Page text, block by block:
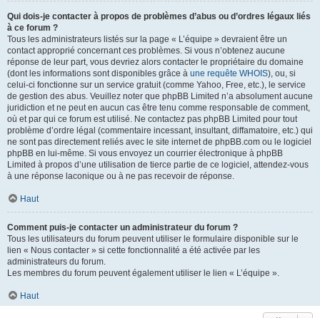
Qui dois-je contacter à propos de problèmes d’abus ou d’ordres légaux liés
à ce forum ?
Tous les administrateurs listés sur la page « L’équipe » devraient être un
contact approprié concernant ces problèmes. Si vous n’obtenez aucune
réponse de leur part, vous devriez alors contacter le propriétaire du domaine
(dont les informations sont disponibles grâce à une requête WHOIS), ou, si
celui-ci fonctionne sur un service gratuit (comme Yahoo, Free, etc.), le service
de gestion des abus. Veuillez noter que phpBB Limited n’a absolument aucune
juridiction et ne peut en aucun cas être tenu comme responsable de comment,
où et par qui ce forum est utilisé. Ne contactez pas phpBB Limited pour tout
problème d’ordre légal (commentaire incessant, insultant, diffamatoire, etc.) qui
ne sont pas directement reliés avec le site internet de phpBB.com ou le logiciel
phpBB en lui-même. Si vous envoyez un courrier électronique à phpBB
Limited à propos d’une utilisation de tierce partie de ce logiciel, attendez-vous
à une réponse laconique ou à ne pas recevoir de réponse.
Haut
Comment puis-je contacter un administrateur du forum ?
Tous les utilisateurs du forum peuvent utiliser le formulaire disponible sur le
lien « Nous contacter » si cette fonctionnalité a été activée par les
administrateurs du forum.
Les membres du forum peuvent également utiliser le lien « L’équipe ».
Haut